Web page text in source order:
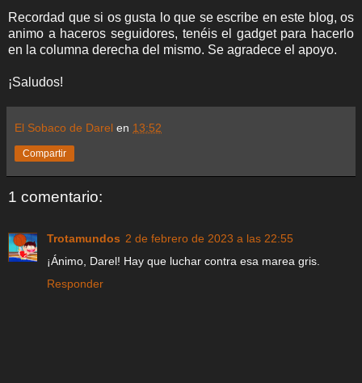
Recordad que si os gusta lo que se escribe en este blog, os
animo a haceros seguidores, tenéis el gadget para hacerlo
en la columna derecha del mismo. Se agradece el apoyo.
¡Saludos!
El Sobaco de Darel en 13:52
Compartir
1 comentario:
Trotamundos 2 de febrero de 2023 a las 22:55
¡Ánimo, Darel! Hay que luchar contra esa marea gris.
Responder